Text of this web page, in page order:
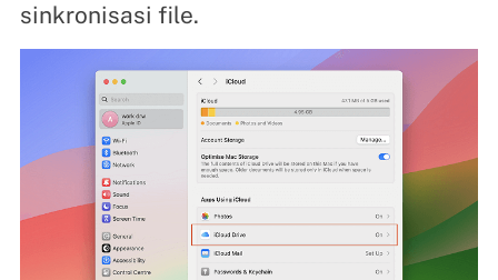
sinkronisasi file.